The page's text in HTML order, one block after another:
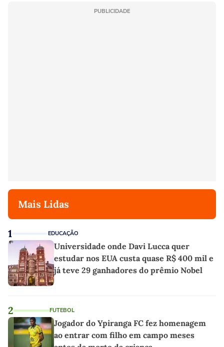
PUBLICIDADE
Mais Lidas
1 EDUCAÇÃO
Universidade onde Davi Lucca quer
estudar nos EUA custa quase R$ 400 mil e
já teve 29 ganhadores do prêmio Nobel
2 FUTEBOL
Jogador do Ypiranga FC fez homenagem
ao entrar com filho em campo meses